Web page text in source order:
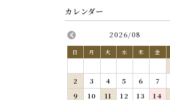
2026/08
日 月 火 水 木 金
2
3 4 5 6 7
9
10 11 12 13 14